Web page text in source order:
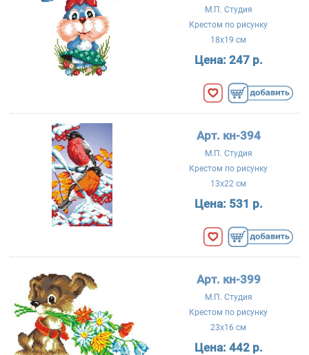
М.П. Студия
Крестом по рисунку
18x19 см
Цена: 247 р.
Арт. кн-394
М.П. Студия
Крестом по рисунку
13x22 см
Цена: 531 р.
Арт. кн-399
М.П. Студия
Крестом по рисунку
23x16 см
Цена: 442 р.